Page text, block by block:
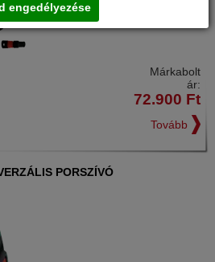
Márkabolt
ár:
72.900 Ft
Tovább
PORSZÍVÓ
engedélyezése